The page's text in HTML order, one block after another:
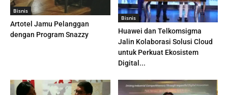
Bisnis
Artotel Jamu Pelanggan
dengan Program Snazzy
Bisnis
Huawei dan Telkomsigma
Jalin Kolaborasi Solusi Cloud
untuk Perkuat Ekosistem
Digital...